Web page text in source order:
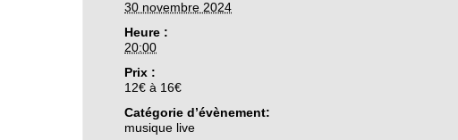
30 novembre 2024
Heure :
20:00
Prix :
12€ à 16€
Catégorie d’évènement:
musique live